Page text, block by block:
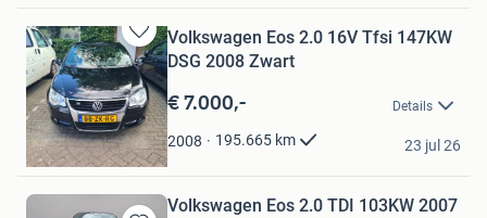
Bewaren
in
Mijn
Favorieten
Volkswagen Eos 2.0 16V Tfsi 147KW
DSG 2008 Zwart
€ 7.000,- Details
2008 195.665 km
Slot
Zoetermeer
23 jul 26
Volkswagen Eos 2.0 TDI 103KW 2007